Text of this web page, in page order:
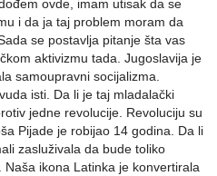
ovde, imam utisak da se
i da ja taj problem moram da
se postavlja pitanje šta vas
aktivizmu tada. Jugoslavija je
samoupravni socijalizma.
isti. Da li je taj mladalački
jedne revolucije. Revoluciju su
Pijade je robijao 14 godina. Da li
zasluživala da bude toliko
Naša ikona Latinka je konvertirala